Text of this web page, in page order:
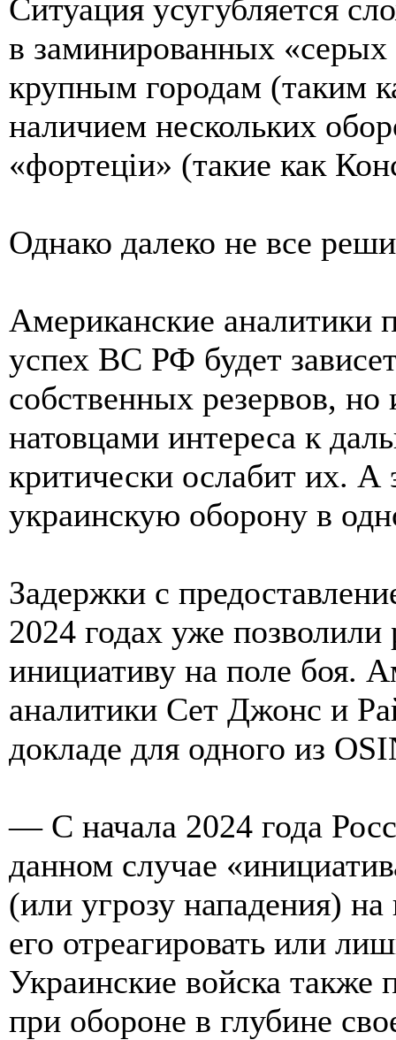
Ситуация усугубляется
в заминированных «серых
крупным городам (таким
наличием нескольких
«фортецiи» (такие как
Однако далеко не все
Американские аналитики
успех ВС РФ будет
собственных резервов,
натовцами интереса к
критически ослабит их. А
украинскую оборону в
Задержки с
2024 годах уже
инициативу на поле боя.
аналитики Сет Джонс и
докладе для одного из
— С начала 2024 года
данном случае
(или угрозу нападения)
его отреагировать или
Украинские войска также
при обороне в глубине